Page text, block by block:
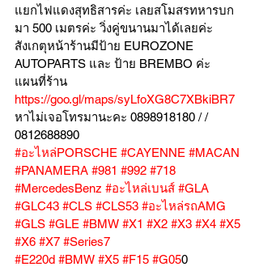
แยกไฟแดงสุทธิสารค่ะ เลยสโมสรทหารบก
มา 500 เมตรค่ะ วิ่งคู่ขนานมาได้เลยค่ะ
สังเกตุหน้าร้านมีป้าย EUROZONE
AUTOPARTS และ ป้าย BREMBO ค่ะ
แผนที่ร้าน
https://goo.gl/maps/syLfoXG8C7XBkiBR7
หาไม่เจอโทรมานะคะ 0898918180 / /
0812688890
#อะไหล่PORSCHE #CAYENNE #MACAN
#PANAMERA #981 #992 #718
#MercedesBenz #อะไหล่เบนส์ #GLA
#GLC43 #CLS #CLS53 #อะไหล่รถAMG
#GLS #GLE #BMW #X1 #X2 #X3 #X4 #X5
#X6 #X7 #Series7
#E220d #BMW #X5 #F15 #G050